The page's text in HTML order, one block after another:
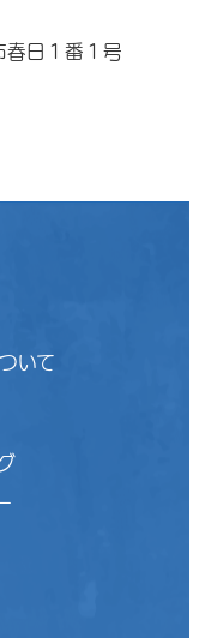
日１番１号
いて